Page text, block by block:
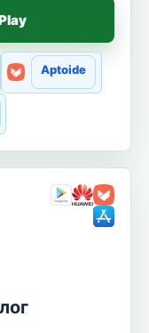
Aptoide